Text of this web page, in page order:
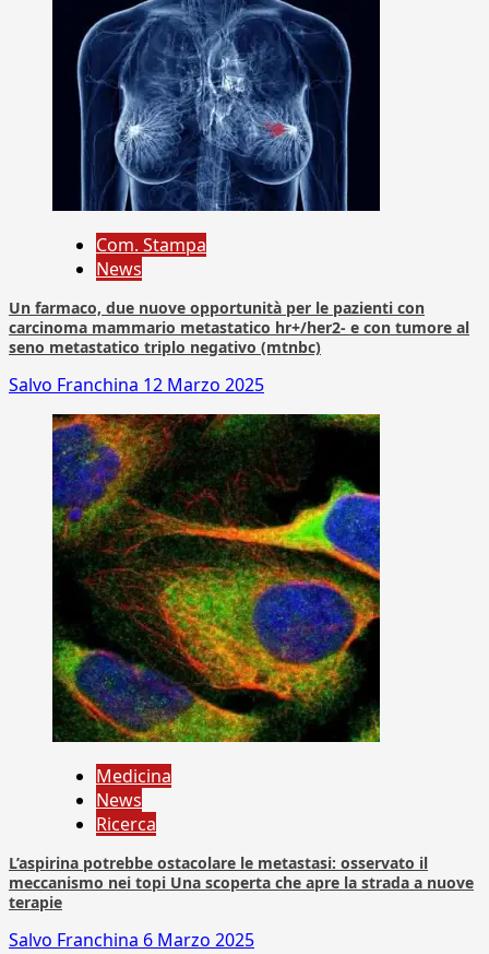
Com. Stampa
News
Un farmaco, due nuove opportunità per le pazienti con
carcinoma mammario metastatico hr+/her2- e con tumore al
seno metastatico triplo negativo (mtnbc)
Salvo Franchina 12 Marzo 2025
Medicina
News
Ricerca
L’aspirina potrebbe ostacolare le metastasi: osservato il
meccanismo nei topi Una scoperta che apre la strada a nuove
terapie
Salvo Franchina 6 Marzo 2025